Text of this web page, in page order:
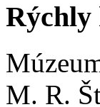
Rýchly
M. R.